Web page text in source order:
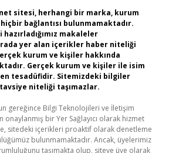
sitesi, herhangi bir marka, kurum
bağlantısı bulunmamaktadır.
makaleler
yer alan içerikler haber niteliği
kurum ve kişiler hakkında
Gerçek kurum ve kişiler ile isim
tesadüfidir. Sitemizdeki bilgiler
niteliği taşımazlar.
gereğince Bilgi Teknolojileri ve İletişim
onaylanmış bir Yer Sağlayıcı olarak hizmet
sitedeki içerikleri proaktif olarak denetleme
bulunmamaktadır. Ancak, üyelerimiz
taşımakta olup, siteye üye olarak